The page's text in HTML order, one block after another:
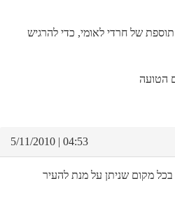
של חרדי לאומי, כדי להרגיש
הטועה
04:53 | 5/11/2010
מקום שניתן על מנת להעיר